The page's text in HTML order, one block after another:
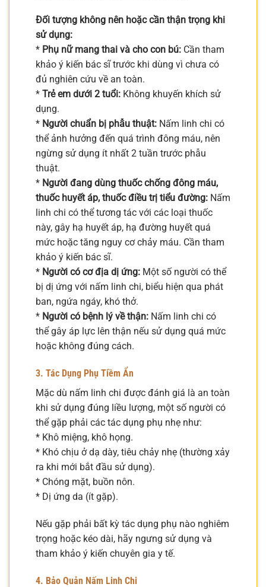
Đối tượng không nên hoặc cần thận trọng khi
sử dụng:
* Phụ nữ mang thai và cho con bú: Cần tham
khảo ý kiến bác sĩ trước khi dùng vì chưa có
đủ nghiên cứu về an toàn.
* Trẻ em dưới 2 tuổi: Không khuyến khích sử
dụng.
* Người chuẩn bị phẫu thuật: Nấm linh chi có
thể ảnh hưởng đến quá trình đông máu, nên
ngừng sử dụng ít nhất 2 tuần trước phẫu
thuật.
* Người đang dùng thuốc chống đông máu,
thuốc huyết áp, thuốc điều trị tiểu đường: Nấm
linh chi có thể tương tác với các loại thuốc
này, gây hạ huyết áp, hạ đường huyết quá
mức hoặc tăng nguy cơ chảy máu. Cần tham
khảo ý kiến bác sĩ.
* Người có cơ địa dị ứng: Một số người có thể
bị dị ứng với nấm linh chi, biểu hiện qua phát
ban, ngứa ngáy, khó thở.
* Người có bệnh lý về thận: Nấm linh chi có
thể gây áp lực lên thận nếu sử dụng quá mức
hoặc không đúng cách.
3. Tác Dụng Phụ Tiềm Ẩn
Mặc dù nấm linh chi được đánh giá là an toàn
khi sử dụng đúng liều lượng, một số người có
thể gặp phải các tác dụng phụ nhẹ như:
* Khô miệng, khô họng.
* Khó chịu ở dạ dày, tiêu chảy nhẹ (thường xảy
ra khi mới bắt đầu sử dụng).
* Chóng mặt, buồn nôn.
* Dị ứng da (ít gặp).
Nếu gặp phải bất kỳ tác dụng phụ nào nghiêm
trọng hoặc kéo dài, hãy ngưng sử dụng và
tham khảo ý kiến chuyên gia y tế.
4. Bảo Quản Nấm Linh Chi